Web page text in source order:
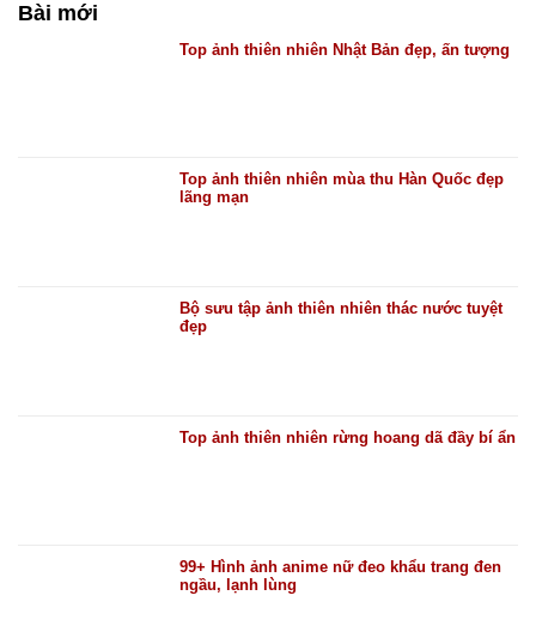
Bài mới
Top ảnh thiên nhiên Nhật Bản đẹp, ấn tượng
Top ảnh thiên nhiên mùa thu Hàn Quốc đẹp
lãng mạn
Bộ sưu tập ảnh thiên nhiên thác nước tuyệt
đẹp
Top ảnh thiên nhiên rừng hoang dã đầy bí ẩn
99+ Hình ảnh anime nữ đeo khẩu trang đen
ngầu, lạnh lùng